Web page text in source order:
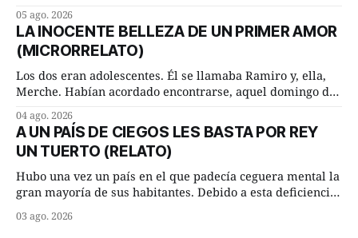
remolachas, Manuel? —quiso saber uno. —Eso acabo de
hacer, Paco. ¿Cómo va ese maíz tuyo? --se interesó el otro.
—De momento mejor
05 ago. 2026
LA INOCENTE BELLEZA DE UN PRIMER AMOR
(MICRORRELATO)
Los dos eran adolescentes. Él se llamaba Ramiro y, ella,
Merche. Habían acordado encontrarse, aquel domingo de
lugar del río que debía este nombre a la pronunciada
curva que la corriente fluvial presentaba en aquel punto.
Habían dispuesto que
04 ago. 2026
A UN PAÍS DE CIEGOS LES BASTA POR REY
UN TUERTO (RELATO)
Hubo una vez un país en el que padecía ceguera mental la
gran mayoría de sus habitantes. Debido a esta deficiencia,
superiores en número a los que no padecían ninguna
03 ago. 2026